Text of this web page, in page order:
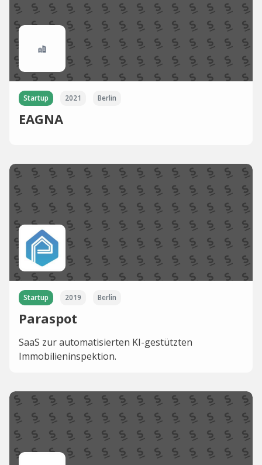
Startup 2021 Berlin
EAGNA
Startup 2019 Berlin
Paraspot
SaaS zur automatisierten KI-gestützten
Immobilieninspektion.